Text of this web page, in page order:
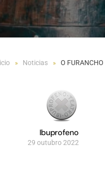
Noticias O
Ibuprofeno
29 outubro 2022